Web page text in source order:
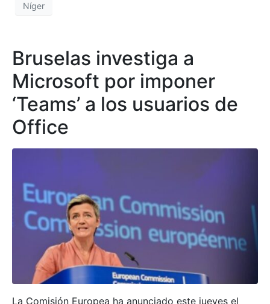
Níger
Bruselas investiga a
Microsoft por imponer
‘Teams’ a los usuarios de
Office
La Comisión Europea ha anunciado este jueves el